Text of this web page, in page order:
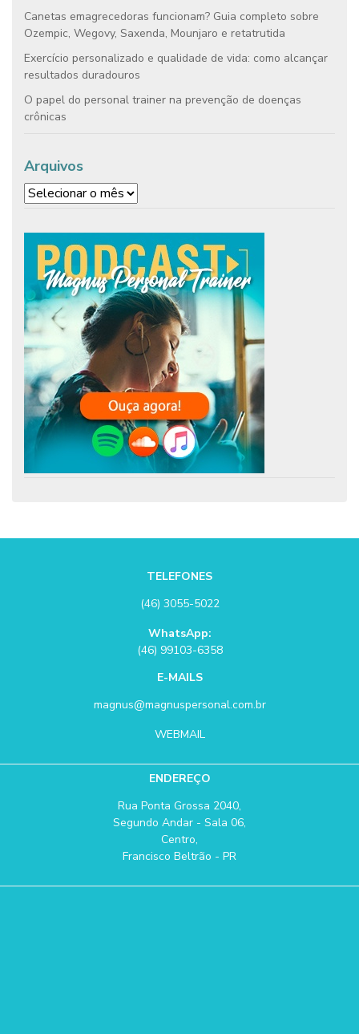
Canetas emagrecedoras funcionam? Guia completo sobre
Ozempic, Wegovy, Saxenda, Mounjaro e retatrutida
Exercício personalizado e qualidade de vida: como alcançar
resultados duradouros
O papel do personal trainer na prevenção de doenças
crônicas
Arquivos
Arquivos
TELEFONES
(46) 3055-5022
WhatsApp:
(46) 99103-6358
E-MAILS
magnus@magnuspersonal.com.br
WEBMAIL
ENDEREÇO
Rua Ponta Grossa 2040,
Segundo Andar - Sala 06,
Centro,
Francisco Beltrão - PR